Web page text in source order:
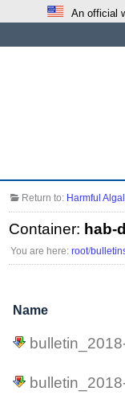
An official
Return to: Harmful
Container: hab-
You are here:root/
Name